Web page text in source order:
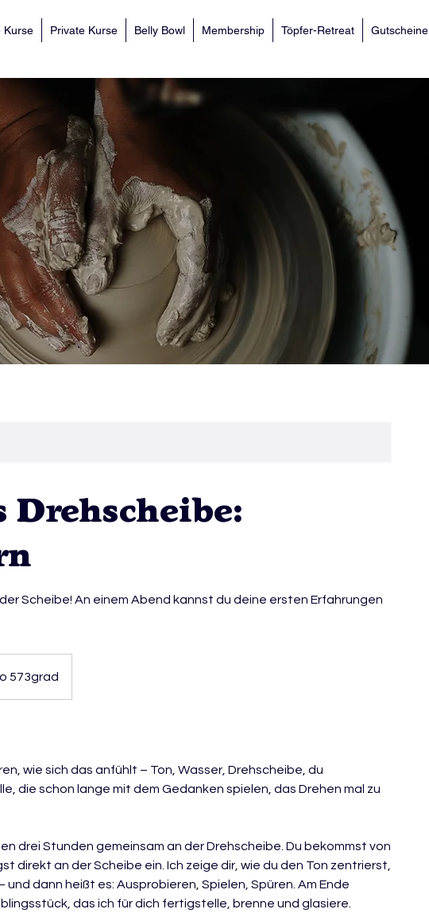
Kurse Private Kurse Belly Bowl Membership Töpfer-Retreat Gutscheine
Drehscheibe:
Scheibe! An einem Abend kannst du deine ersten Erfahrungen
573grad
wie sich das anfühlt – Ton, Wasser, Drehscheibe, du
die schon lange mit dem Gedanken spielen, das Drehen mal zu
drei Stunden gemeinsam an der Drehscheibe. Du bekommst von
direkt an der Scheibe ein. Ich zeige dir, wie du den Ton zentrierst,
dann heißt es: Ausprobieren, Spielen, Spüren. Am Ende
das ich für dich fertigstelle, brenne und glasiere.